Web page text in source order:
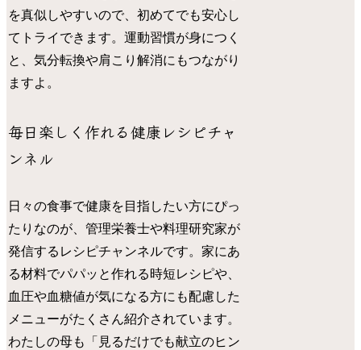
を真似しやすいので、初めてでも安心し
てトライできます。運動習慣が身につく
と、気分転換や肩こり解消にもつながり
ますよ。
毎日楽しく作れる健康レシピチャ
ンネル
日々の食事で健康を目指したい方にぴっ
たりなのが、管理栄養士や料理研究家が
発信するレシピチャンネルです。家にあ
る材料でパパッと作れる時短レシピや、
血圧や血糖値が気になる方にも配慮した
メニューがたくさん紹介されています。
わたしの母も「見るだけでも献立のヒン